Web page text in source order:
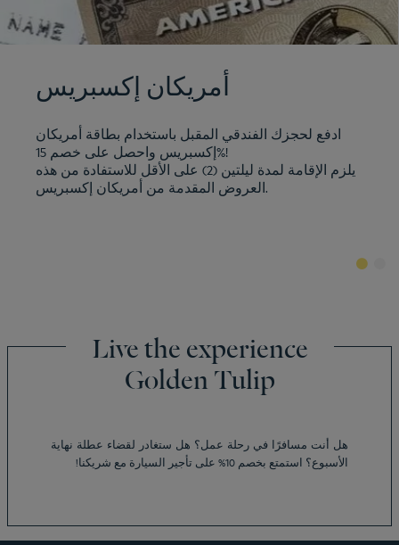
أمريكان إكسبريس
ادفع لحجزك الفندقي المقبل باستخدام بطاقة أمريكان
إكسبريس واحصل على خصم 15%!
يلزم الإقامة لمدة ليلتين (2) على الأقل للاستفادة من هذه
Live the experience
Golden Tulip
هل أنت مسافرًا في رحلة عمل؟ هل ستغادر لقضاء عطلة نهاية
الأسبوع؟ استمتع بخصم 10% على تأجير السيارة مع شريكنا!
فنادق بورجومي
فنادق القاهرة
فنادق الشارقة
إخطارات قانونية